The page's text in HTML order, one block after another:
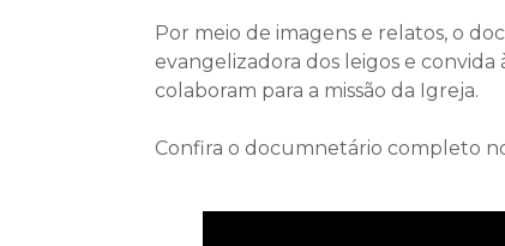
Por meio de imagens e relatos, o
evangelizadora dos leigos e
colaboram para a missão da Igreja.
Confira o documnetário completo